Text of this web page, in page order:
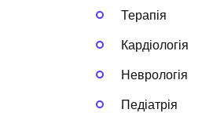
Терапія
Кардіологія
Неврологія
Педіатрія